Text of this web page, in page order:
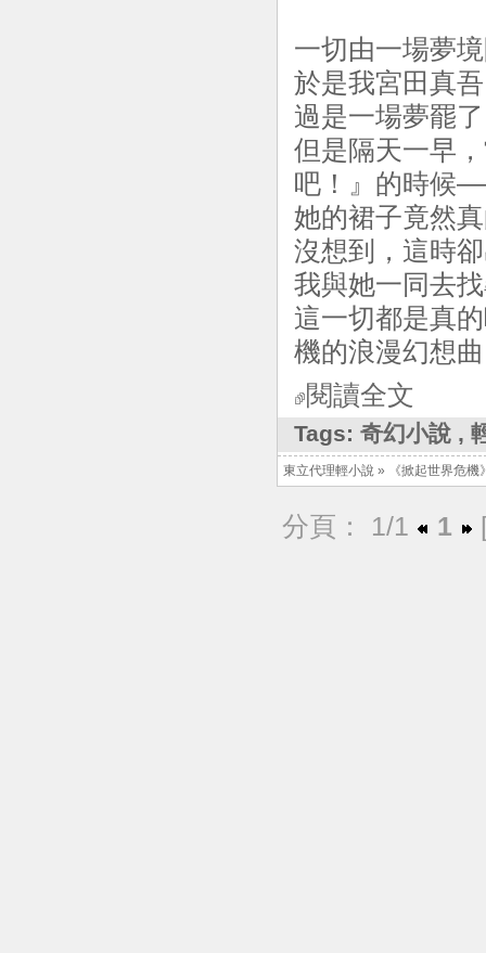
一切由一場夢
於是我宮田真
過是一場夢罷
但是隔天一早
吧！』的時候
她的裙子竟然
沒想到，這時
我與她一同去
這一切都是真
機的浪漫幻想
閱讀全文
Tags: 奇幻小說 ,
東立代理輕小說 » 《掀起世界危機
分頁： 1/1 1